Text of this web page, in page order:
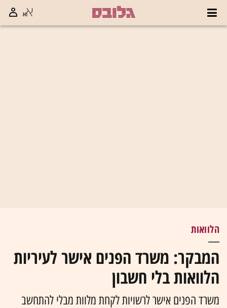
הלוואות
המבקר: משרד הפנים אישר לעיריות
הלוואות בלי חשבון
משרד הפנים אישר לרשויות לקחת מלוות מבלי להתחשב